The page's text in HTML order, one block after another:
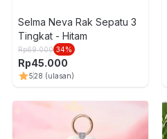
Selma Neva Rak Sepatu 3
Tingkat - Hitam
Rp69.000 34%
Rp45.000
528 (ulasan)